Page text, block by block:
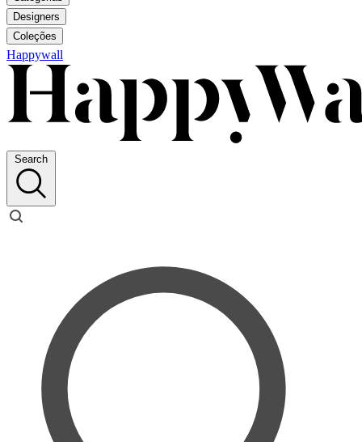
Designers
Coleções
Happywall
Search